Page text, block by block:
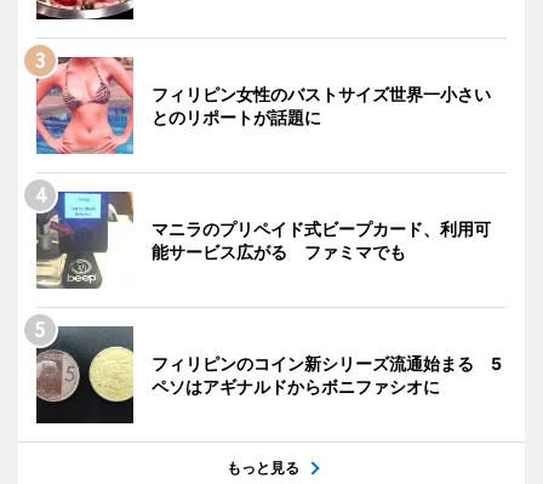
フィリピン女性のバストサイズ世界一小さい
とのリポートが話題に
マニラのプリペイド式ビープカード、利用可
能サービス広がる ファミマでも
フィリピンのコイン新シリーズ流通始まる 5
ペソはアギナルドからボニファシオに
もっと見る